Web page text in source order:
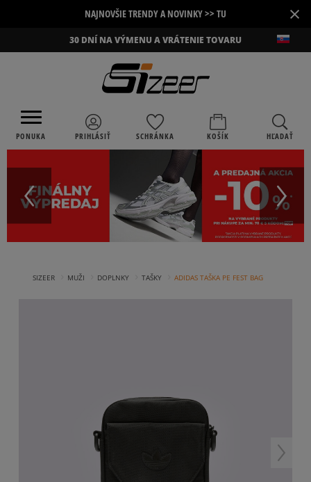
NAJNOVŠIE TRENDY A NOVINKY >> TU ×
30 DNÍ NA VÝMENU A VRÁTENIE TOVARU
PONUKA PRIHLÁSIŤ SCHRÁNKA KOŠÍK HĽADAŤ
SIZEER MUŽI DOPLNKY TAŠKY ADIDAS TAŠKA PE FEST BAG